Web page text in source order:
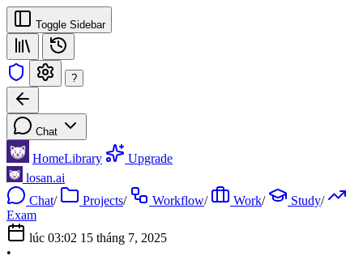
Toggle Sidebar
?
Chat
HomeLibrary
Upgrade
losan.ai
Chat/ Projects/ Workflow/ Work/ Study/
Exam
lúc 03:02 15 tháng 7, 2025
•